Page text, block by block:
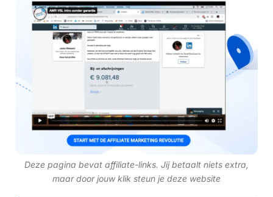
Deze pagina bevat affiliate-links. Jij betaalt niets extra,
maar door jouw klik steun je deze website